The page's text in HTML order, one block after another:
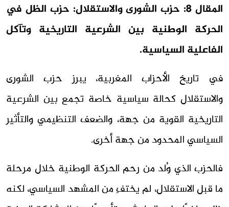
المقال 8: حزب الشورى والاستقلال: حزب الظل في
الحركة الوطنية بين الشرعية التاريخية وتآكل
الفاعلية السياسية.
في تاريخ الأحزاب المغربية، يبرز حزب الشورى
والاستقلال كحالة سياسية خاصة تجمع بين الشرعية
التاريخية القوية من جهة، والضعف التنظيمي والتأثير
السياسي المحدود من جهة أخرى.
فالحزب الذي وُلد من رحم الحركة الوطنية خلال مرحلة
ما قبل الاستقلال، لم يختفِ من المشهد السياسي، لكنه